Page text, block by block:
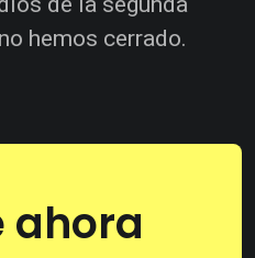
hemos cerrado.
ahora